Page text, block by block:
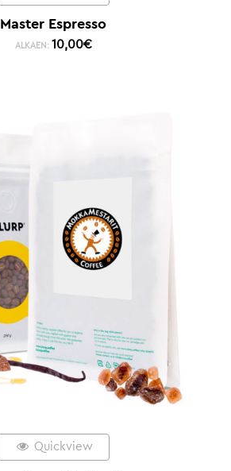
Master Espresso
ALKAEN: 10,00€
Quickview